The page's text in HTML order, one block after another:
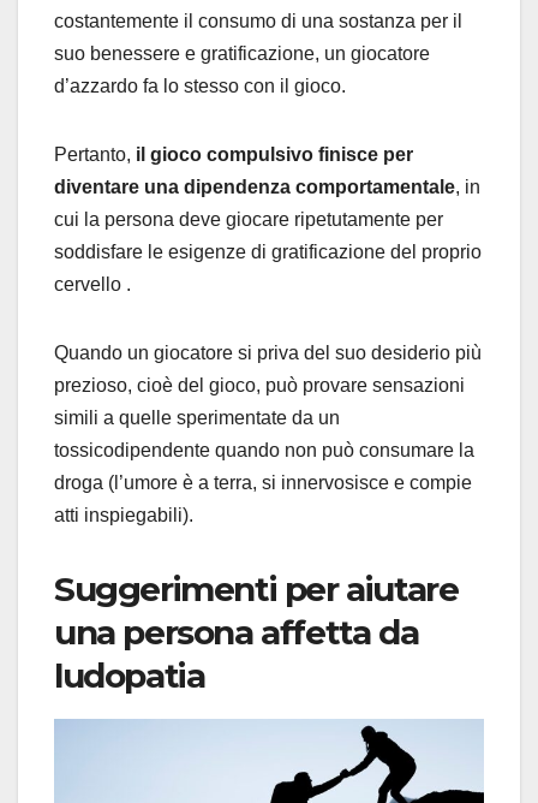
costantemente il consumo di una sostanza per il
suo benessere e gratificazione, un giocatore
d’azzardo fa lo stesso con il gioco.
Pertanto, il gioco compulsivo finisce per
diventare una dipendenza comportamentale, in
cui la persona deve giocare ripetutamente per
soddisfare le esigenze di gratificazione del proprio
cervello .
Quando un giocatore si priva del suo desiderio più
prezioso, cioè del gioco, può provare sensazioni
simili a quelle sperimentate da un
tossicodipendente quando non può consumare la
droga (l’umore è a terra, si innervosisce e compie
atti inspiegabili).
Suggerimenti per aiutare
una persona affetta da
ludopatia